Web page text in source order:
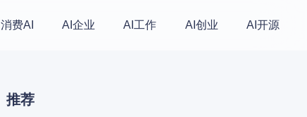
消费AI AI企业 AI工作 AI创业 AI开源
推荐